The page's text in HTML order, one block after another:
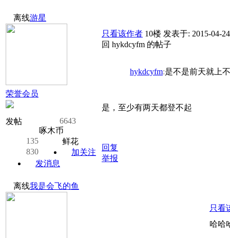
离线游星
荣誉会员
发帖
6643
啄木币
135
鲜花
830
加关注
发消息
只看该作者 10楼 发表于: 2015-04-24
回 hykdcyfm 的帖子
hykdcyfm:是不是前天就上
是，至少有两天都登不起
回复
举报
离线我是会飞的鱼
只看
哈哈